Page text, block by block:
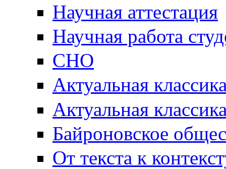
Научная аттестация
Научная работа
СНО
Актуальная
Актуальная
Байроновское
От текста к